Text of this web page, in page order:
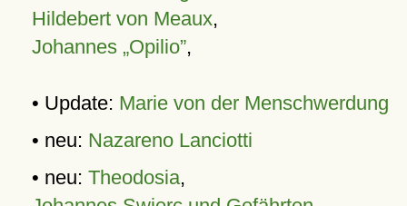
Hildebert von Meaux,
Johannes „Opilio”,
• Update: Marie von der Menschwerdung
• neu: Nazareno Lanciotti
• neu: Theodosia,